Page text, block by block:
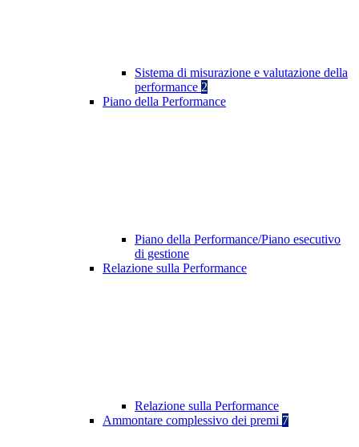
Sistema di misurazione e valutazione della
performance 2
Piano della Performance
Piano della Performance/Piano esecutivo
di gestione
Relazione sulla Performance
Relazione sulla Performance
Ammontare complessivo dei premi 7